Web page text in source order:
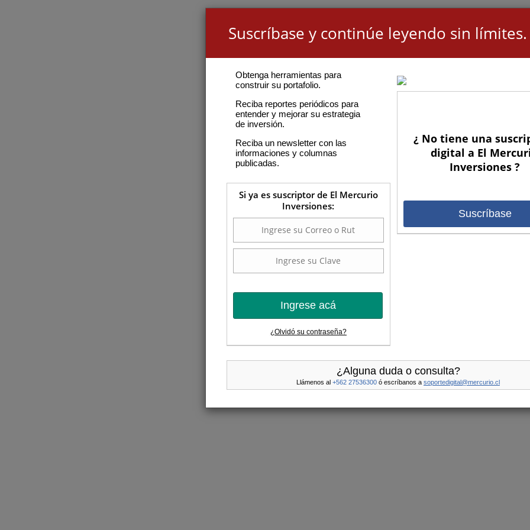
Suscríbase y continúe leyendo sin límites.
Obtenga herramientas para
construir su portafolio.
Reciba reportes periódicos para
entender y mejorar su estrategia
de inversión.
Reciba un newsletter con las
informaciones y columnas
publicadas.
Si ya es suscriptor de El Mercurio
Inversiones:
Ingrese acá
¿Olvidó su contraseña?
¿ No tiene una
digital a El
Inversiones ?
Suscríbase
¿Alguna duda o consulta?
Llámenos al +562 27536300 ó escríbanos a soportedigital@mercurio.cl